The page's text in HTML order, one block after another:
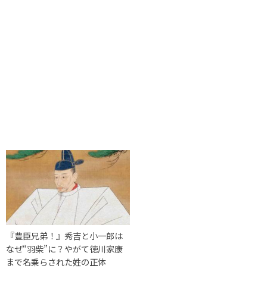
『豊臣兄弟！』秀吉と小一郎は
なぜ“羽柴”に？やがて徳川家康
まで名乗らされた姓の正体